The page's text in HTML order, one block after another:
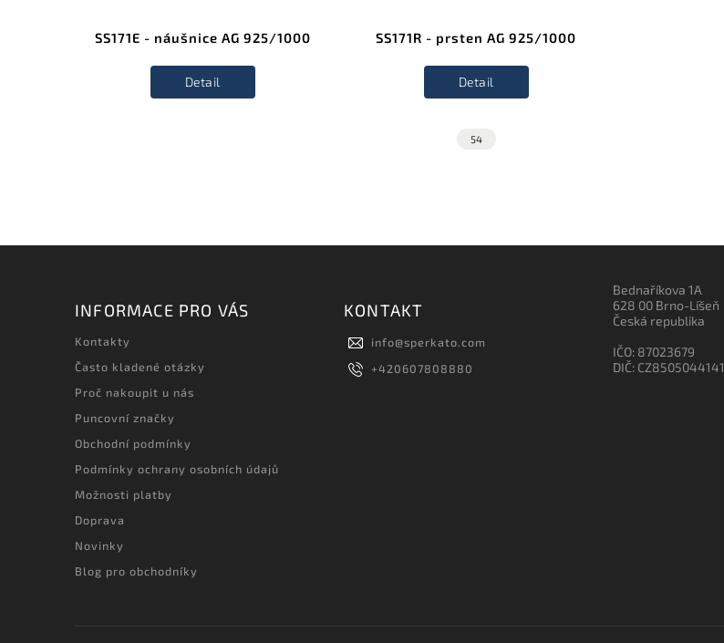
SS171E - náušnice AG 925/1000
Detail
SS171R - prsten AG 925/1000
Detail
54
INFORMACE PRO VÁS
Kontakty
Často kladené otázky
Proč nakoupit u nás
Puncovní značky
Obchodní podmínky
Podmínky ochrany osobních údajů
Možnosti platby
Doprava
Novinky
Blog pro obchodníky
KONTAKT
info@sperkato.com
+420607808880
Bednaříkova 1A
628 00 Brno-Líšeň
Česká republika
IČO: 87023679
DIČ: CZ8505044141